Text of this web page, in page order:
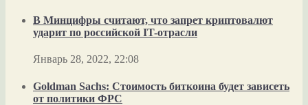
В Минцифры считают, что запрет криптовалют
ударит по российской IT-отрасли
Январь 28, 2022, 22:08
Goldman Sachs: Стоимость биткоина будет зависеть
от политики ФРС